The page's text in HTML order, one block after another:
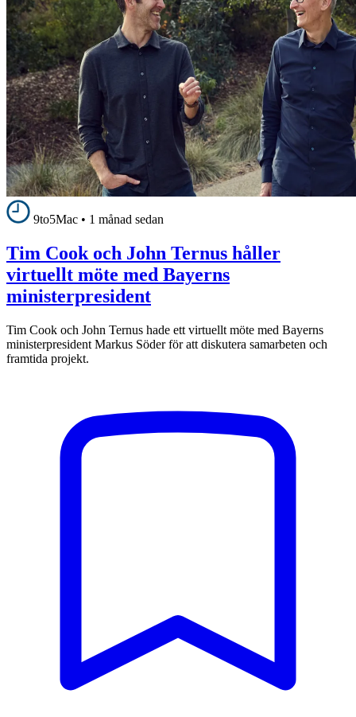
9to5Mac • 1 månad sedan
Tim Cook och John Ternus håller
virtuellt möte med Bayerns
ministerpresident
Tim Cook och John Ternus hade ett virtuellt möte med Bayerns
ministerpresident Markus Söder för att diskutera samarbeten och
framtida projekt.